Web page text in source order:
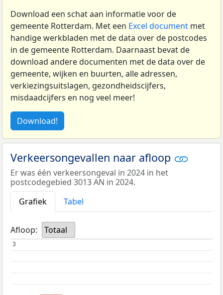
Download een schat aan informatie voor de
gemeente Rotterdam. Met een Excel document met
handige werkbladen met de data over de postcodes
in de gemeente Rotterdam. Daarnaast bevat de
download andere documenten met de data over de
gemeente, wijken en buurten, alle adressen,
verkiezingsuitslagen, gezondheidscijfers,
misdaadcijfers en nog veel meer!
Download!
Verkeersongevallen naar afloop
Er was één verkeersongeval in 2024 in het
postcodegebied 3013 AN in 2024.
Grafiek
Tabel
Afloop: Totaal
3
3